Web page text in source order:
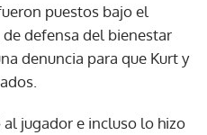
puestos bajo el
defensa del bienestar
denuncia para que Kurt y
jugador e incluso lo hizo